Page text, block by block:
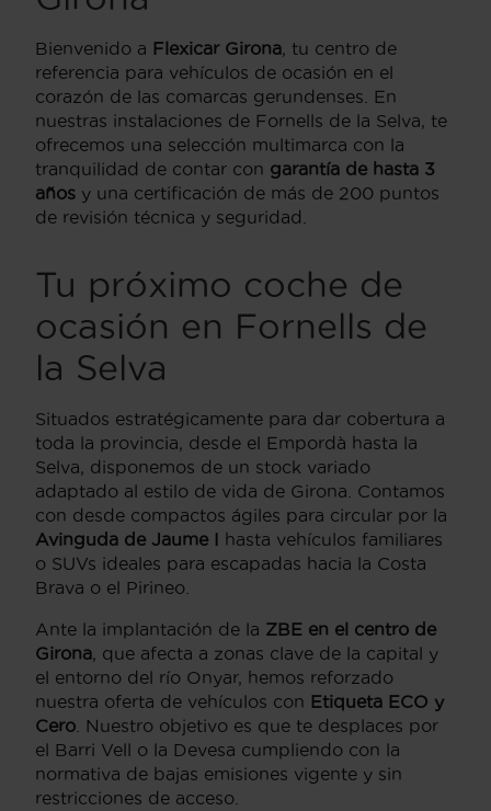
Bienvenido a Flexicar Girona , tu centro de
referencia para vehículos de ocasión en el
corazón de las comarcas gerundenses. En
nuestras instalaciones de Fornells de la Selva, te
ofrecemos una selección multimarca con la
tranquilidad de contar con garantía de hasta 3
años y una certificación de más de 200 puntos
de revisión técnica y seguridad.
Tu próximo coche de
ocasión en Fornells de
la Selva
Situados estratégicamente para dar cobertura a
toda la provincia, desde el Empordà hasta la
Selva, disponemos de un stock variado
adaptado al estilo de vida de Girona. Contamos
con desde compactos ágiles para circular por la
Avinguda de Jaume I hasta vehículos familiares
o SUVs ideales para escapadas hacia la Costa
Brava o el Pirineo.
Ante la implantación de la ZBE en el centro de
Girona , que afecta a zonas clave de la capital y
el entorno del río Onyar, hemos reforzado
nuestra oferta de vehículos con Etiqueta ECO y
Cero . Nuestro objetivo es que te desplaces por
el Barri Vell o la Devesa cumpliendo con la
normativa de bajas emisiones vigente y sin
restricciones de acceso.